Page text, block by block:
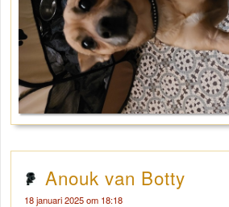
Anouk van Botty
18 januari 2025 om 18:18